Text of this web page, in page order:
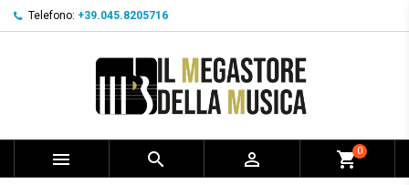
Telefono: +39.045.8205716
   shopping_cart0